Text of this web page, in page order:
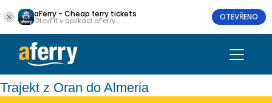
aFerry - Cheap ferry tickets
Otevřít v aplikaci aFerry OTEVŘENO
Trajekt z Oran do Almeria